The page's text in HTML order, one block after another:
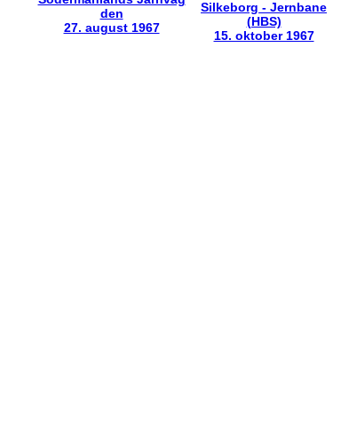
den
27. august 1967
Silkeborg - Jernbane
(HBS)
15. oktober 1967